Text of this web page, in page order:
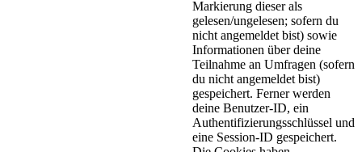
Markierung dieser als
gelesen/ungelesen; sofern du
nicht angemeldet bist) sowie
Informationen über deine
Teilnahme an Umfragen (sofern
du nicht angemeldet bist)
gespeichert. Ferner werden
deine Benutzer-ID, ein
Authentifizierungsschlüssel und
eine Session-ID gespeichert.